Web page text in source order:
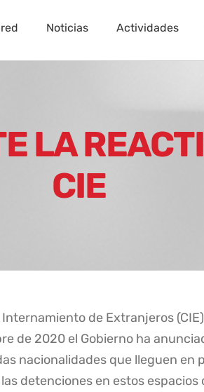
Noticias Actividades
LA
CIE
de Extranjeros
de 2020 el Gobierno ha
nacionalidades que lleguen en
detenciones en estos